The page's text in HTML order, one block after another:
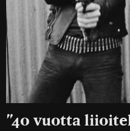
”40 vuotta